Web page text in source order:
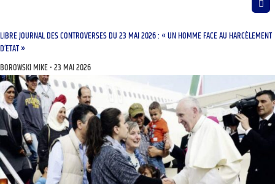
LIBRE JOURNAL DES CONTROVERSES DU 23 MAI 2026 : « UN HOMME FACE AU HARCÈLEMENT
D’ETAT »
BOROWSKI MIKE 23 MAI 2026